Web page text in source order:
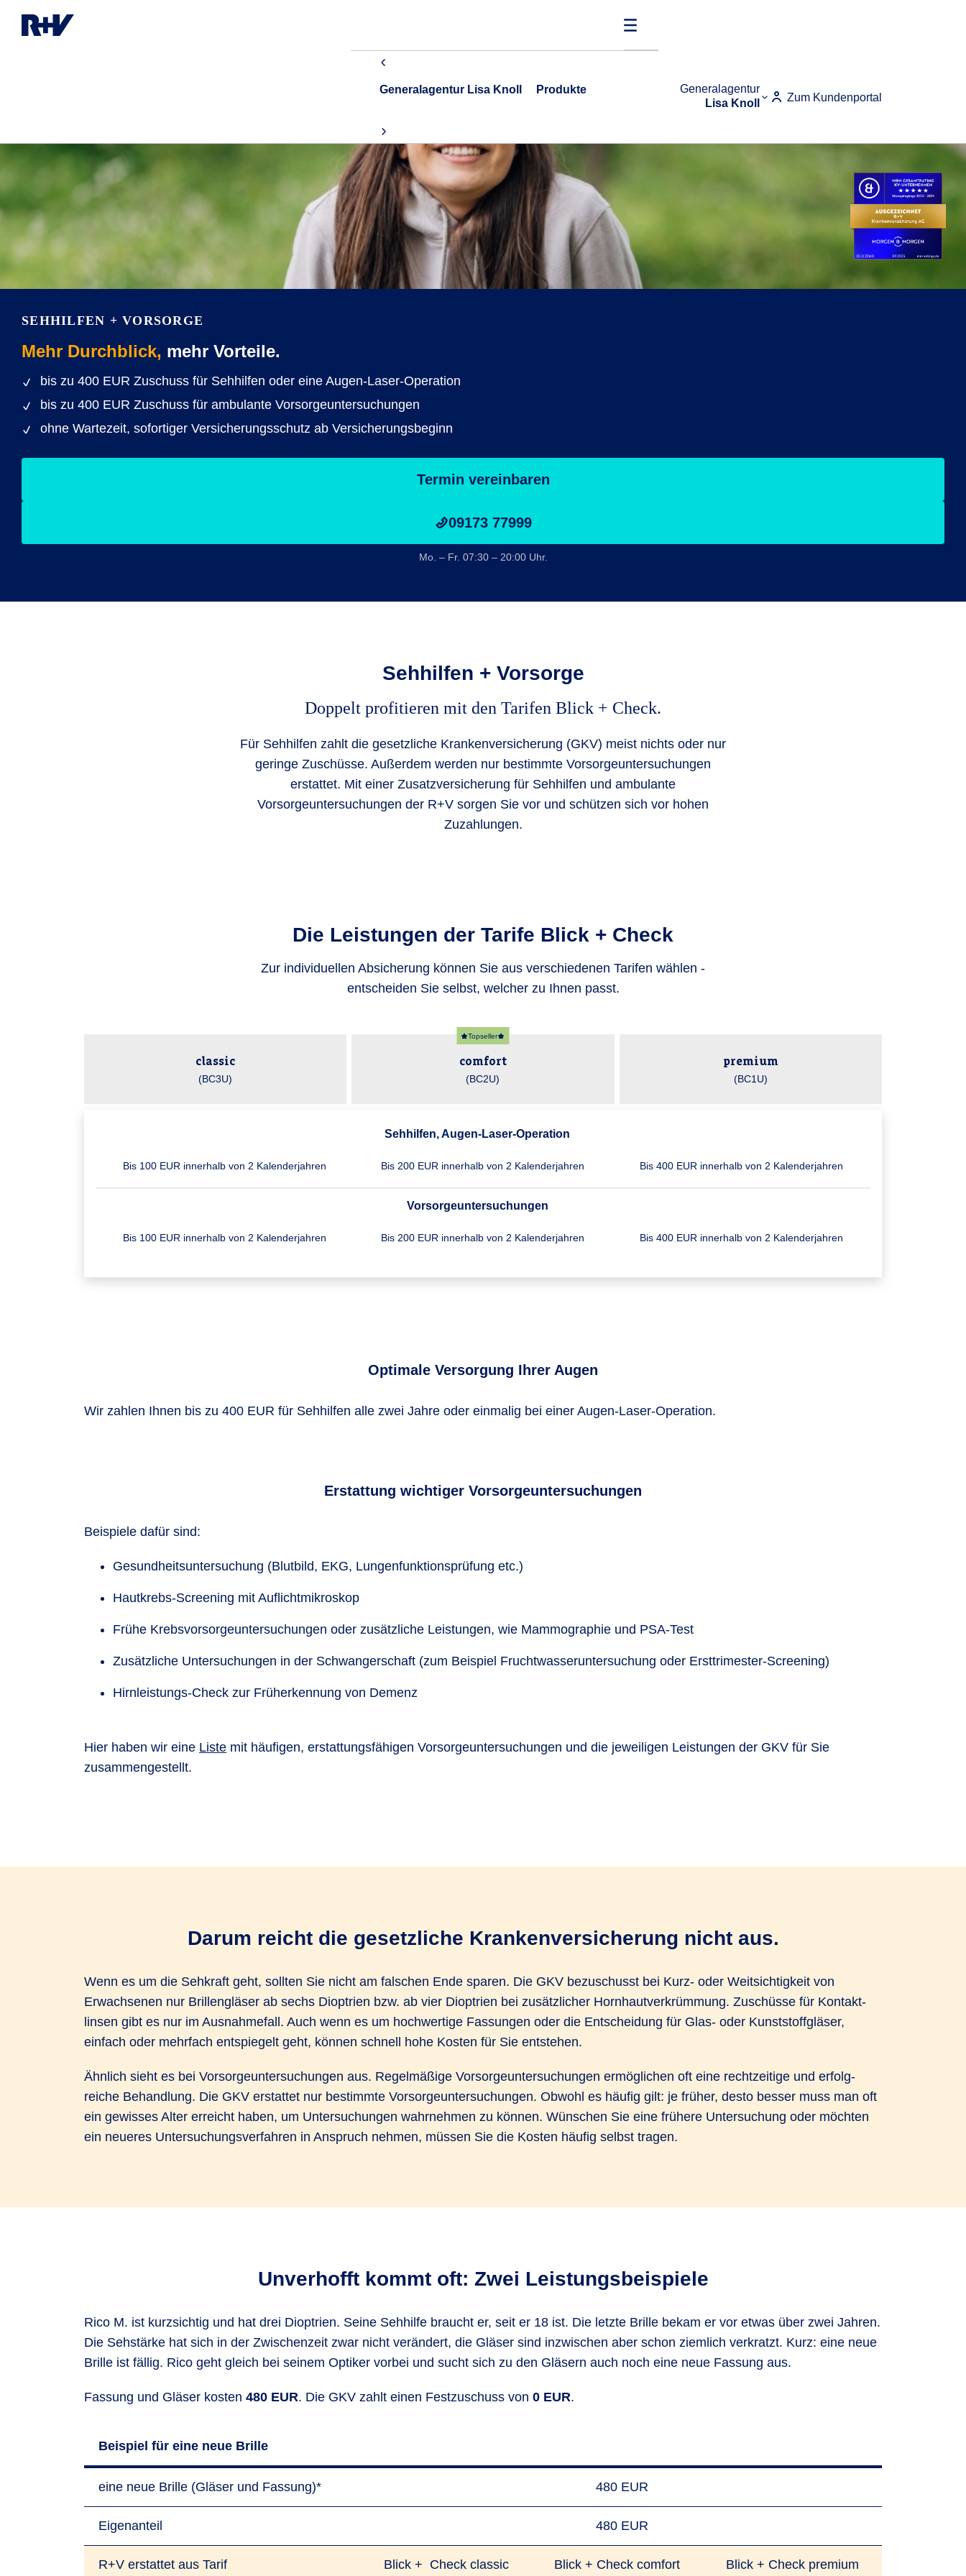
Generalagentur
Lisa Knoll
Zum Kundenportal
Generalagentur Lisa Knoll Produkte
SEHHILFEN + VORSORGE
Mehr Durchblick, mehr Vorteile.
bis zu 400 EUR Zuschuss für Sehhilfen oder eine Augen-Laser-Operation
bis zu 400 EUR Zuschuss für ambulante Vorsorgeuntersuchungen
ohne Wartezeit, sofortiger Versicherungsschutz ab Versicherungsbeginn
Termin vereinbaren
09173 77999
Mo. – Fr. 07:30 – 20:00 Uhr.
Sehhilfen + Vorsorge
Doppelt profitieren mit den Tarifen Blick + Check.
Für Sehhilfen zahlt die gesetzliche Krankenversicherung (GKV) meist nichts oder nur
geringe Zuschüsse. Außerdem werden nur bestimmte Vorsorgeuntersuchungen
erstattet. Mit einer Zusatzversicherung für Sehhilfen und ambulante
Vorsorgeuntersuchungen der R+V sorgen Sie vor und schützen sich vor hohen
Zuzahlungen.
Die Leistungen der Tarife Blick + Check
Zur individuellen Absicherung können Sie aus verschiedenen Tarifen wählen -
entscheiden Sie selbst, welcher zu Ihnen passt.
classic
(BC3U)
Topseller
comfort
(BC2U)
premium
(BC1U)
Sehhilfen, Augen-Laser-Operation
Bis 100 EUR inner­halb von 2 Kalender­jahren Bis 200 EUR inner­halb von 2 Kalender­jahren Bis 400 EUR inner­halb von 2 Kalender­jahren
Vorsorgeuntersuchungen
Bis 100 EUR inner­halb von 2 Kalender­jahren Bis 200 EUR inner­halb von 2 Kalender­jahren Bis 400 EUR inner­halb von 2 Kalender­jahren
Optimale Versorgung Ihrer Augen
Wir zahlen Ihnen bis zu 400 EUR für Sehhilfen alle zwei Jahre oder einmalig bei einer Augen-Laser-Operation.
Erstattung wichtiger Vorsorgeuntersuchungen
Beispiele dafür sind:
Gesundheitsuntersuchung (Blutbild, EKG, Lungenfunktionsprüfung etc.)
Hautkrebs-Screening mit Auflichtmikroskop
Frühe Krebsvorsorgeuntersuchungen oder zusätzliche Leistungen, wie Mammographie und PSA-Test
Zusätzliche Untersuchungen in der Schwangerschaft (zum Beispiel Fruchtwasseruntersuchung oder Ersttrimester-Screening)
Hirnleistungs-Check zur Früherkennung von Demenz
Hier haben wir eine Liste mit häufigen, erstattungsfähigen Vorsorgeuntersuchungen und die jeweiligen Leistungen der GKV für Sie
zusammengestellt.
Darum reicht die gesetzliche Krankenversicherung nicht aus.
Wenn es um die Sehkraft geht, sollten Sie nicht am falschen Ende sparen. Die GKV bezu­schusst bei Kurz- oder Weit­sichtigkeit von
Erwach­senen nur Brillen­gläser ab sechs Dioptrien bzw. ab vier Dioptrien bei zusätz­licher Horn­haut­ver­krüm­mung. Zuschüsse für Kontakt­
linsen gibt es nur im Ausnahme­fall. Auch wenn es um hochwertige Fassungen oder die Entscheidung für Glas- oder Kunst­stoff­gläser,
einfach oder mehrfach ent­spiegelt geht, können schnell hohe Kosten für Sie entstehen.
Ähnlich sieht es bei Vorsorge­unter­suchungen aus. Regel­mäßige Vorsorge­unter­suchungen ermög­lichen oft eine recht­zeitige und erfolg­
reiche Behand­lung. Die GKV erstattet nur bestimmte Vorsorge­unter­suchungen. Obwohl es häufig gilt: je früher, desto besser muss man oft
ein gewisses Alter erreicht haben, um Unter­suchungen wahrnehmen zu können. Wünschen Sie eine frühere Unter­suchung oder möchten
ein neueres Unter­suchungs­verfahren in Anspruch nehmen, müssen Sie die Kosten häufig selbst tragen.
Unverhofft kommt oft: Zwei Leistungs­beispiele
Rico M. ist kurzsichtig und hat drei Dioptrien. Seine Sehhilfe braucht er, seit er 18 ist. Die letzte Brille bekam er vor etwas über zwei Jahren.
Die Sehstärke hat sich in der Zwischenzeit zwar nicht verändert, die Gläser sind inzwischen aber schon ziemlich verkratzt. Kurz: eine neue
Brille ist fällig. Rico geht gleich bei seinem Optiker vorbei und sucht sich zu den Gläsern auch noch eine neue Fassung aus.
Fassung und Gläser kosten480 EUR. Die GKV zahlt einen Festzuschuss von0 EUR.
Beispiel für eine neue Brille
eine neue Brille (Gläser und Fassung)* 480 EUR
Eigenanteil 480 EUR
R+V erstattet aus Tarif Blick + Check classic Blick + Check comfort Blick + Check premium